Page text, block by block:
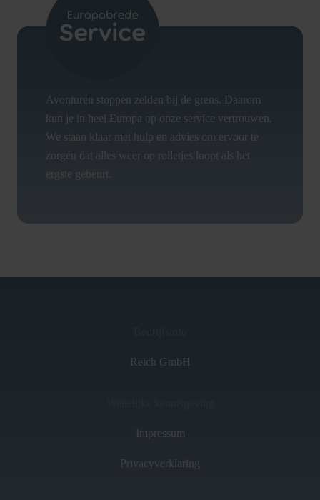
Avonturen stoppen zelden bij de grens. Daarom
kun je in heel Europa op onze service vertrouwen.
We staan klaar met hulp en advies om ervoor te
zorgen dat alles weer op rolletjes loopt als het
ergste gebeurt.
Reich GmbH
Impressum
Privacyverklaring